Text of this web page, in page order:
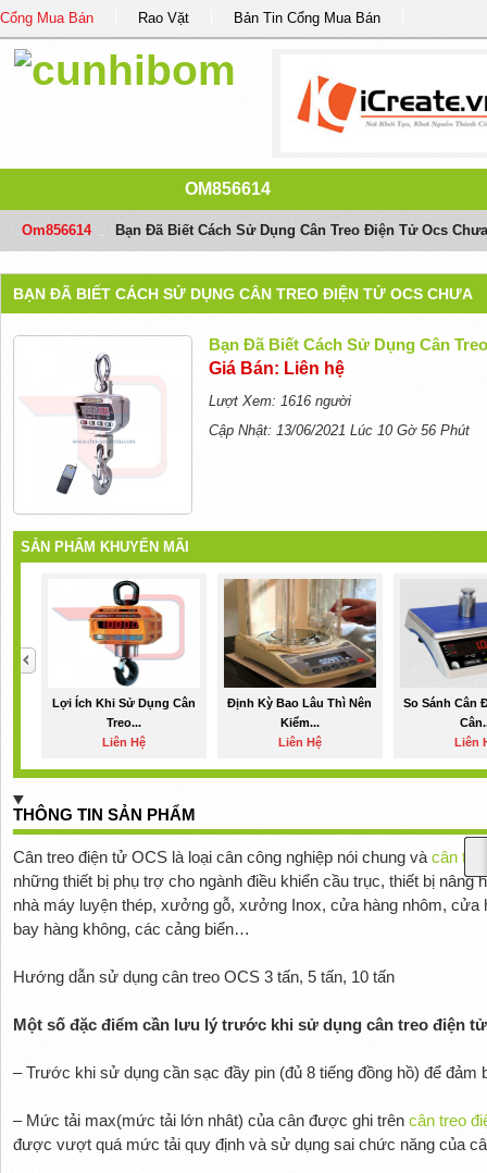
Cổng Mua Bán Rao Vặt Bản Tin Cổng Mua Bán
OM856614
Om856614 Bạn Đã Biết Cách Sử Dụng Cân Treo Điện Tử Ocs Chưa
BẠN ĐÃ BIẾT CÁCH SỬ DỤNG CÂN TREO ĐIỆN TỬ OCS CHƯA
Bạn Đã Biết Cách Sử Dụng Cân
Giá Bán: Liên hệ
Lượt Xem: 1616 người
Cập Nhật: 13/06/2021 Lúc 10 Gờ 56 Phút
SẢN PHẨM KHUYẾN MÃI
Lợi Ích Khi Sử Dụng Cân
Treo...
Liên Hệ
Định Kỳ Bao Lâu Thì Nên
Kiểm...
Liên Hệ
So Sánh Cân
Liên
THÔNG TIN SẢN PHẨM
Cân treo điện tử OCS là loại cân công nghiệp nói chung và cân
những thiết bị phụ trợ cho ngành điều khiển cầu trục, thiết bị
nhà máy luyện thép, xưởng gỗ, xưởng Inox, cửa hàng nhôm, cửa
bay hàng không, các cảng biển…
Hướng dẫn sử dụng cân treo OCS 3 tấn, 5 tấn, 10 tấn
Một số đặc điểm cần lưu lý trước khi sử dụng cân treo điện
– Trước khi sử dụng cần sạc đầy pin (đủ 8 tiếng đồng hồ) để đảm
– Mức tải max(mức tải lớn nhât) của cân được ghi trên cân treo
được vượt quá mức tải quy định và sử dụng sai chức năng của